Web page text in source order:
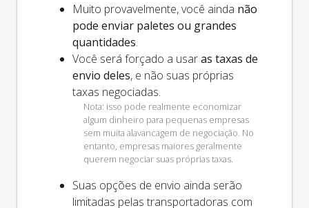
Muito provavelmente, você ainda não
pode enviar paletes ou grandes
quantidades.
Você será forçado a usaras taxas de
envio deles, e não suas próprias
taxas negociadas.
Nota: isso pode realmente economizar
algum dinheiro para pequenas empresas
sem muita alavancagem de negociação. No
entanto, empresas maiores geralmente
querem negociar suas próprias taxas.
Suas opções de envio ainda serão
limitadas pelas transportadoras com